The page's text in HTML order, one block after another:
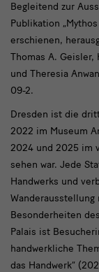
Begleitend zur
Publikation
erschienen,
Thomas A. Geisler,
und Theresia
09-2.
Dresden ist die
2022 im Museum
2024 und 2025 im
sehen war. Jede
Handwerks und
Besonderheiten
Palais ist
handwerkliche
das Handwerk“